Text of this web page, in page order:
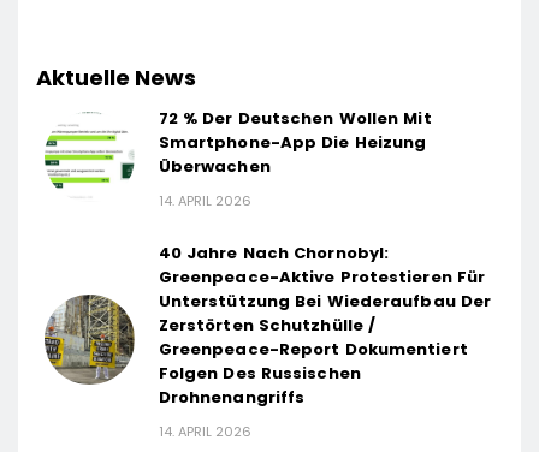
Aktuelle News
72 % Der Deutschen Wollen Mit
Smartphone-App Die Heizung
Überwachen
14. APRIL 2026
40 Jahre Nach Chornobyl:
Greenpeace-Aktive Protestieren Für
Unterstützung Bei Wiederaufbau Der
Zerstörten Schutzhülle /
Greenpeace-Report Dokumentiert
Folgen Des Russischen
Drohnenangriffs
14. APRIL 2026